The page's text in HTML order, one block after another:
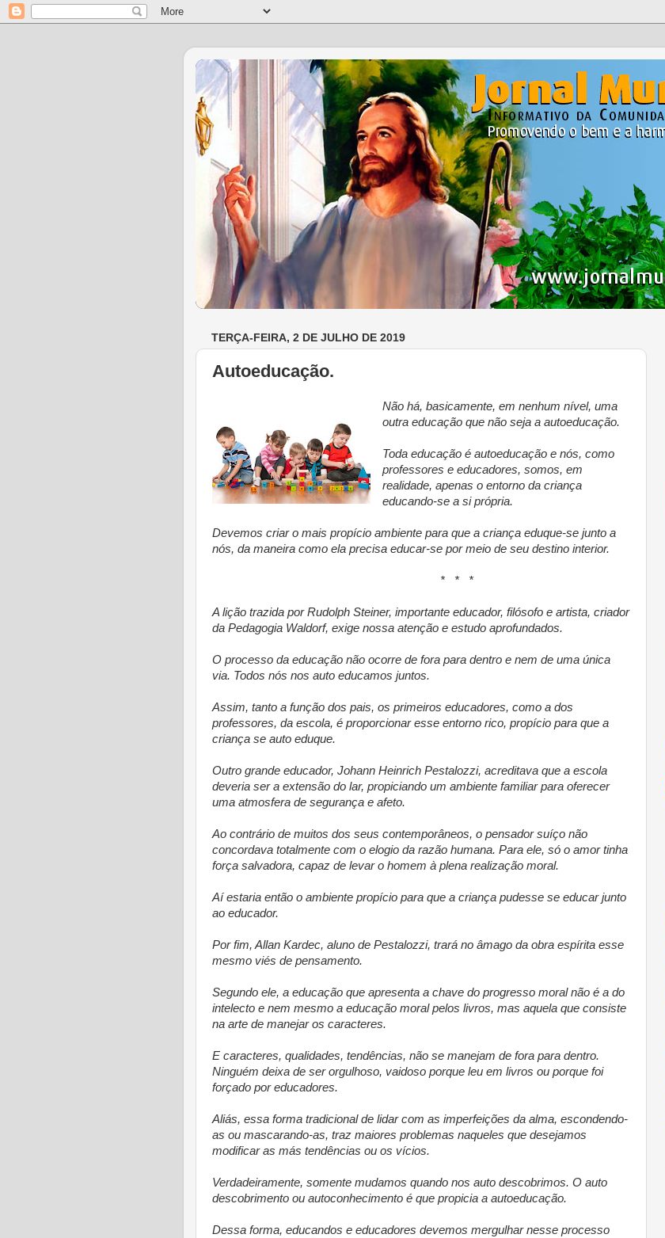
TERÇA-FEIRA, 2 DE JULHO DE 2019
Autoeducação.
Não há, basicamente, em nenhum nível, uma
outra educação que não seja a autoeducação.
Toda educação é autoeducação e nós, como
professores e educadores, somos, em
realidade, apenas o entorno da criança
educando-se a si própria.
Devemos criar o mais propício ambiente para que a criança eduque-se junto a
nós, da maneira como ela precisa educar-se por meio de seu destino interior.
* * *
A lição trazida por Rudolph Steiner, importante educador, filósofo e artista, criador
da Pedagogia Waldorf, exige nossa atenção e estudo aprofundados.
O processo da educação não ocorre de fora para dentro e nem de uma única
via. Todos nós nos auto educamos juntos.
Assim, tanto a função dos pais, os primeiros educadores, como a dos
professores, da escola, é proporcionar esse entorno rico, propício para que a
criança se auto eduque.
Outro grande educador, Johann Heinrich Pestalozzi, acreditava que a escola
deveria ser a extensão do lar, propiciando um ambiente familiar para oferecer
uma atmosfera de segurança e afeto.
Ao contrário de muitos dos seus contemporâneos, o pensador suíço não
concordava totalmente com o elogio da razão humana. Para ele, só o amor tinha
força salvadora, capaz de levar o homem à plena realização moral.
Aí estaria então o ambiente propício para que a criança pudesse se educar junto
ao educador.
Por fim, Allan Kardec, aluno de Pestalozzi, trará no âmago da obra espírita esse
mesmo viés de pensamento.
Segundo ele, a educação que apresenta a chave do progresso moral não é a do
intelecto e nem mesmo a educação moral pelos livros, mas aquela que consiste
na arte de manejar os caracteres.
E caracteres, qualidades, tendências, não se manejam de fora para dentro.
Ninguém deixa de ser orgulhoso, vaidoso porque leu em livros ou porque foi
forçado por educadores.
Aliás, essa forma tradicional de lidar com as imperfeições da alma, escondendo-
as ou mascarando-as, traz maiores problemas naqueles que desejamos
modificar as más tendências ou os vícios.
Verdadeiramente, somente mudamos quando nos auto descobrimos. O auto
descobrimento ou autoconhecimento é que propicia a autoeducação.
Dessa forma, educandos e educadores devemos mergulhar nesse processo